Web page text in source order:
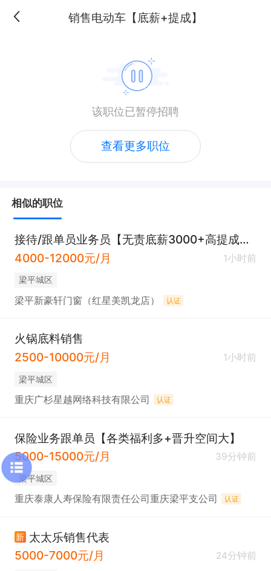
销售电动车【底薪+提成】
该职位已暂停招聘
查看更多职位
相似的职位
接待/跟单员业务员【无责底薪3000+高提成+奖金】
4000-12000元/月
1小时前
梁平城区
梁平新豪轩门窗（红星美凯龙店） 认证
火锅底料销售
2500-10000元/月
1小时前
梁平城区
重庆广杉星越网络科技有限公司 认证
保险业务跟单员【各类福利多+晋升空间大】
5000-15000元/月
39分钟前
梁平城区
重庆泰康人寿保险有限责任公司重庆梁平支公司 认证
新 太太乐销售代表
5000-7000元/月
24分钟前